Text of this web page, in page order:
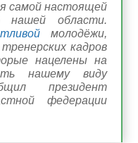
самой настоящей
нашей области.
молодёжи,
кадров
нацелены на
нашему виду
президент
федерации